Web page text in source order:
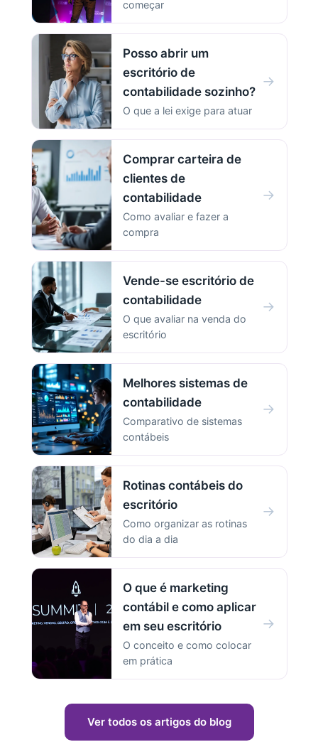
começar
Posso abrir um
escritório de
contabilidade sozinho?
O que a lei exige para atuar
→
Comprar carteira de
clientes de
contabilidade
Como avaliar e fazer a
compra
→
Vende-se escritório de
contabilidade
O que avaliar na venda do
escritório
→
Melhores sistemas de
contabilidade
Comparativo de sistemas
contábeis
→
Rotinas contábeis do
escritório
Como organizar as rotinas
do dia a dia
→
O que é marketing
contábil e como aplicar
em seu escritório
O conceito e como colocar
em prática
→
Ver todos os artigos do blog